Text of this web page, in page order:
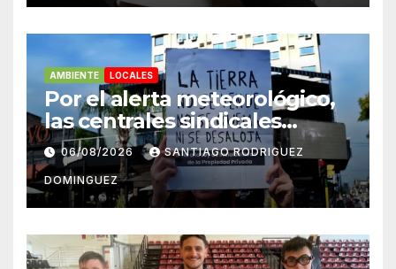
AMBIENTE LOCALES
Por el alerta meteorológico,
las centrales sindicales
suspendieron la convocatoria
contra la Ley de Tierras en
Mar del Plata
06/08/2026 SANTIAGO RODRIGUEZ
DOMINGUEZ